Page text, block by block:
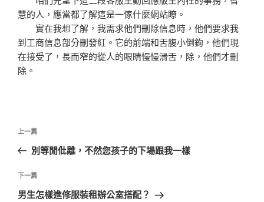
慧的人，應當都了解這是一傢什麼網站瞭。
實在我想了解，我需求他們刪除信息時，他們要求我
到工商信息部分刪發紅。它的前端和舌腹小倒鉤，他們現
在接受了，長而窄的從人的眼睛慢慢滑舌，除，他們才刪
除。
文
導
覽
上
一
文
章
上一篇
別等閒仳離，不然您孩子的下場跟我一樣
下
一
下一篇
男生怎樣進修服裝租辦公室搭配？